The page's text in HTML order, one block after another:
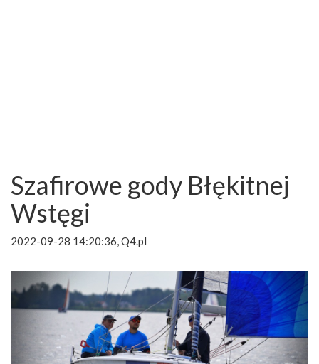
Szafirowe gody Błękitnej
Wstęgi
2022-09-28 14:20:36, Q4.pl